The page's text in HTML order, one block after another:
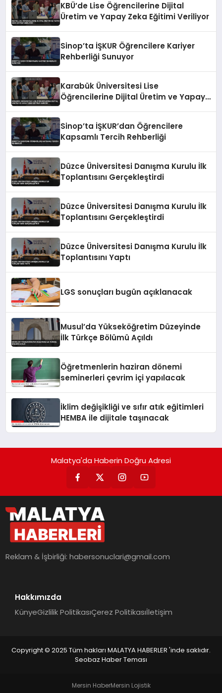
KBÜ’de Lise Öğrencilerine Dijital
Üretim ve Yapay Zeka Eğitimi Veriliyor
Sinop’ta İŞKUR Öğrencilere Kariyer
Rehberliği Sunuyor
Karabük Üniversitesi Lise
Öğrencilerine Dijital Üretim ve Yapay
Sinop’ta İŞKUR’dan Öğrencilere
Kapsamlı Tercih Rehberliği
Düzce Üniversitesi Danışma Kurulu İlk
Toplantısını Gerçekleştirdi
Düzce Üniversitesi Danışma Kurulu İlk
Toplantısını Gerçekleştirdi
Düzce Üniversitesi Danışma Kurulu İlk
Toplantısını Yaptı
LGS sonuçları bugün açıklanacak
Musul’da Yükseköğretim Düzeyinde
İlk Türkçe Bölümü Açıldı
Öğretmenlerin haziran dönemi
seminerleri çevrim içi yapılacak
İklim değişikliği ve sıfır atık eğitimleri
HEMBA ile dijitale taşınacak
Malatya'da Haberin Doğru Adresi
Reklam & İşbirliği:habersonuclari@gmail.com
Hakkımızda
KünyeGizlilik PolitikasıÇerez Politikasıİletişim
Copyright © 2025 Tüm hakları MALATYA HABERLER 'inde saklıdır.
Seobaz Haber Teması
Mersin HaberMersin Lojistik